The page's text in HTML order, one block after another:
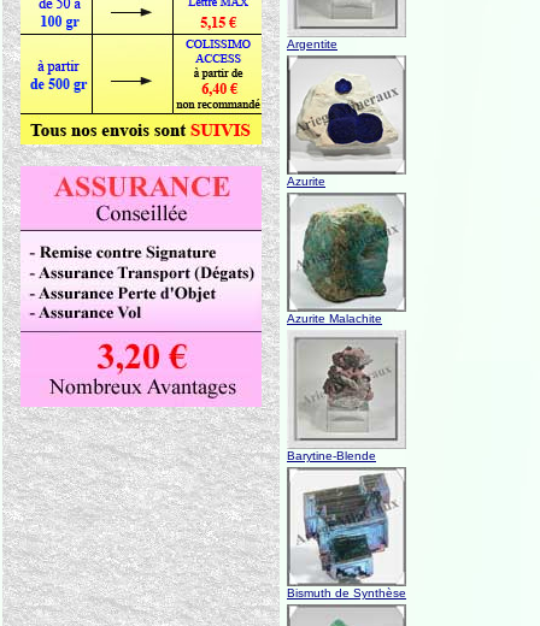
Argentite
Azurite
Azurite Malachite
Barytine-Blende
Bismuth de Synthèse